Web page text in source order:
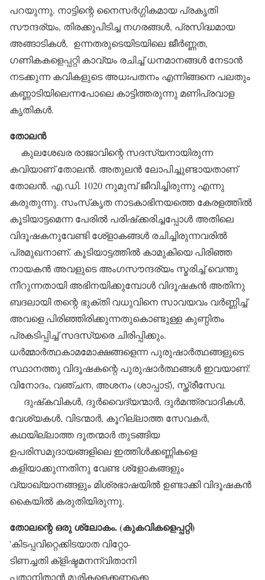
പറയുന്നു. നാട്ടിന്റെ നൈസര്‍ഗ്ഗികമായ പ്രകൃതി
സൗന്ദര്യം, തിരക്കുപിടിച്ച നഗരങ്ങള്‍, പ്രസിദ്ധമായ
അങ്ങാടികള്‍, ഉന്നതരുടെയിടയിലെ ജീര്‍ണ്ണത,
ഗണികകളെപ്പറ്റി കാവ്യം രചിച്ച് ധനമാനങ്ങള്‍ നേടാന്‍
നടക്കുന്ന കവികളുടെ അധഃപതനം എന്നിങ്ങനെ പലതും
കണ്ണാടിയിലെന്നപോലെ കാട്ടിത്തരുന്നു മണിപ്രവാള
കൃതികള്‍.
തോലന്‍
കുലശേഖര രാജാവിന്റെ സദസ്യനായിരുന്ന
കവിയാണ് തോലന്‍. അതുലന്‍ ലോപിച്ചുണ്ടായതാണ്
തോലന്‍. എ.ഡി. 1020 നുമുമ്പ് ജീവിച്ചിരുന്നു എന്നു
കരുതുന്നു. സംസ്‌കൃത നാടകാഭിനയത്തെ കേരളത്തില്‍
കൂടിയാട്ടമെന്ന പേരില്‍ പരിഷ്‌ക്കരിച്ചപ്പോള്‍ അതിലെ
വിദൂഷകനുവേണ്ടി ശേ്‌ളാകങ്ങള്‍ രചിച്ചിരുന്നവരില്‍
പ്രമുഖനാണ്. കൂടിയാട്ടത്തില്‍ കാമുകിയെ പിരിഞ്ഞ
നായകന്‍ അവളുടെ അംഗസൗന്ദര്യം സ്മരിച്ച് വെന്തു
നീറുന്നതായി അഭിനയിക്കുമ്പോള്‍ വിദൂഷകന്‍ അതിനു
ബദലായി തന്റെ ഭുക്തി വധുവിനെ സാവയവം വര്‍ണ്ണിച്ച്
അവളെ പിരിഞ്ഞിരിക്കുന്നതുകൊണ്ടുള്ള കുണ്ഠിതം
പ്രകടിപ്പിച്ച് സദസ്യരെ ചിരിപ്പിക്കും.
ധര്‍മ്മാര്‍ത്ഥകാമമോക്ഷങ്ങളെന്ന പുരുഷാര്‍ത്ഥങ്ങളുടെ
സ്ഥാനത്തു വിദൂഷകന്റെ പുരുഷാര്‍ത്ഥങ്ങള്‍ ഇവയാണ്:
വിനോദം, വഞ്ചന, അശനം (ശാപ്പാട്), സ്ത്രീസേവ.
ദുഷ്‌കവികള്‍, ദുര്‍വൈദ്യന്മാര്‍, ദുര്‍മന്ത്രവാദികള്‍,
വേശ്യകള്‍, വിടന്മാര്‍, കൂറില്ലാത്ത സേവകര്‍,
കഥയില്ലാത്ത ദൂതന്മാര്‍ തുടങ്ങിയ
ഉപരിസമുദായങ്ങളിലെ ഇത്തിള്‍ക്കണ്ണികളെ
കളിയാക്കുന്നതിനു വേണ്ട ശ്‌ളോകങ്ങളും
വ്യാഖ്യാനങ്ങളും മിശ്രഭാഷയില്‍ ഉണ്ടാക്കി വിദൂഷകന്‍
കൈയില്‍ കരുതിയിരുന്നു.
തോലന്റെ ഒരു ശ്ലോകം. (കുകവികളെപ്പറ്റി)
'കിടപ്പവിറ്റെക്കിടയാത വിറ്റോ-
ടിണച്ചതി ക്‌ളിഷ്ടമനന്വിതാനി
പതാനിതാന്‍ മൂരികളെക്കണക്കെ